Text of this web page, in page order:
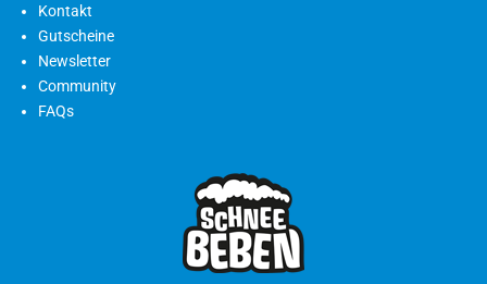
Kontakt
Gutscheine
Newsletter
Community
FAQs